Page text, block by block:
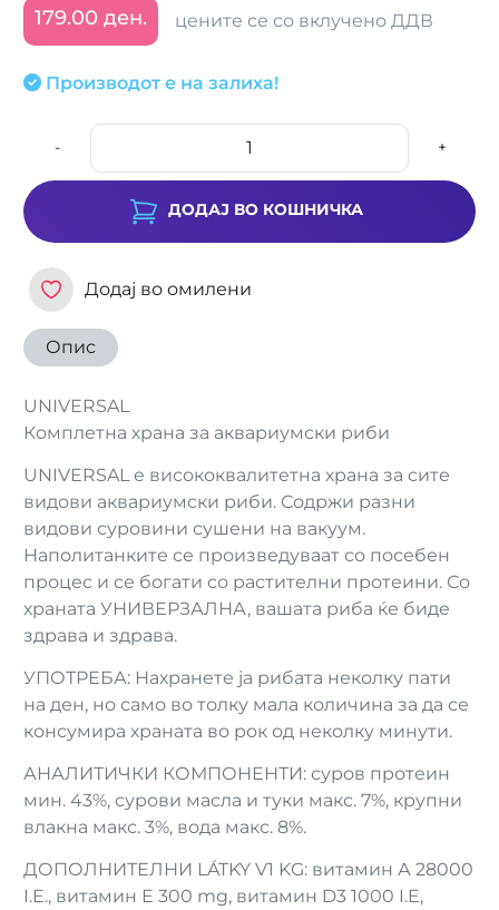
179.00 ден. цените се со вклучено ДДВ
Производот е на залиха!
- +
ДОДАЈ ВО КОШНИЧКА
Додај во омилени
Опис
UNIVERSAL
Комплетна храна за аквариумски риби
UNIVERSAL е висококвалитетна храна за сите
видови аквариумски риби. Содржи разни
видови суровини сушени на вакуум.
Наполитанките се произведуваат со посебен
процес и се богати со растителни протеини. Со
храната УНИВЕРЗАЛНА, вашата риба ќе биде
здрава и здрава.
УПОТРЕБА: Нахранете ја рибата неколку пати
на ден, но само во толку мала количина за да се
консумира храната во рок од неколку минути.
АНАЛИТИЧКИ КОМПОНЕНТИ: суров протеин
мин. 43%, сурови масла и туки макс. 7%, крупни
влакна макс. 3%, вода макс. 8%.
ДОПОЛНИТЕЛНИ LÁTKY V1 KG: витамин А 28000
I.E., витамин Е 300 mg, витамин D3 1000 I.E,